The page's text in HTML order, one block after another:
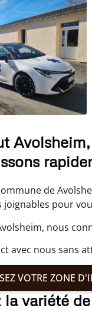
de
joignables pour
nous
avec nous sans
VOTRE ZONE
la variété